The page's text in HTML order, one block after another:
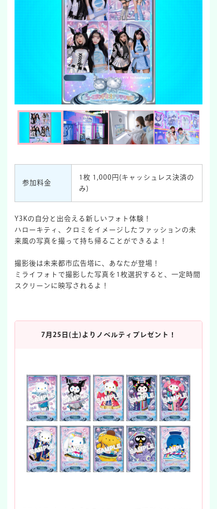
参加料金
1枚 1,000円(キャッシュレス決済の
み)
Y3Kの自分と出会える新しいフォト体験！
ハローキティ、クロミをイメージしたファッションの未
来風の写真を撮って持ち帰ることができるよ！
撮影後は未来都市広告塔に、あなたが登場！
ミライフォトで撮影した写真を1枚選択すると、一定時間
スクリーンに映写されるよ！
7月25日(土)よりノベルティプレゼント！